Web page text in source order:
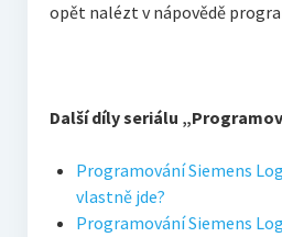
opět nalézt v nápovědě
Další díly seriálu
Programování Siemens
vlastně jde?
Programování Siemens